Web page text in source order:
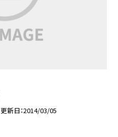
更新日 2014/03/05